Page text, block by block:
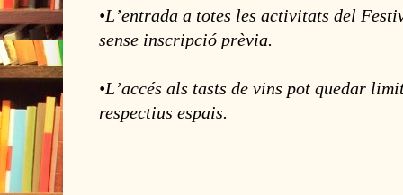
•Lʼentrada a totes les activitats del
sense inscripció prèvia.
•Lʼaccés als tasts de vins pot quedar
respectius espais.